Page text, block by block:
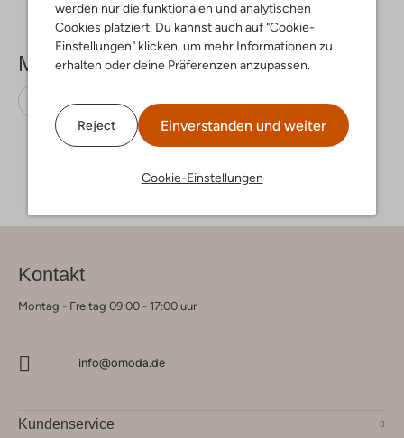
werden nur die funktionalen und analytischen
Cookies platziert. Du kannst auch auf "Cookie-
Einstellungen" klicken, um mehr Informationen zu
erhalten oder deine Präferenzen anzupassen.
Reject Einverstanden und weiter
Cookie-Einstellungen
Mehr sehen
Zehentrenner Reef Leder-Optik
Kontakt
Montag - Freitag 09:00 - 17:00 uur
info@omoda.de
Kundenservice